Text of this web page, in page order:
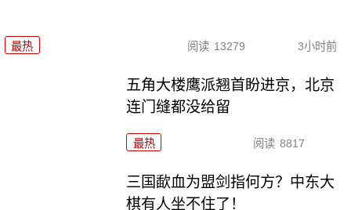
最热 阅读 13279 3小时前
五角大楼鹰派翘首盼进京，北京
连门缝都没给留
最热 阅读 8817
三国歃血为盟剑指何方？中东大
棋有人坐不住了！